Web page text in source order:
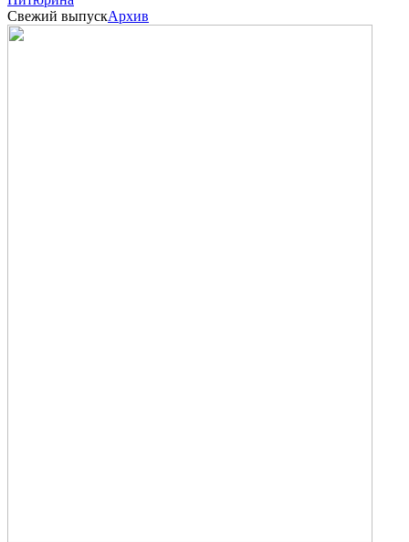
Свежий выпускАрхив